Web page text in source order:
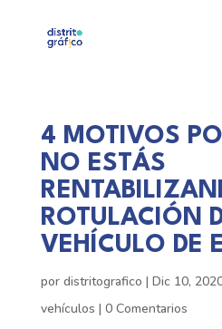
4 MOTIVOS
NO ESTÁS
ROTULACIÓN
VEHÍCULO DE
por distritografico | Dic 10,
vehículos | 0 Comentarios